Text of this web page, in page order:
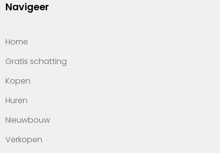
Navigeer
Home
Gratis schatting
Kopen
Huren
Nieuwbouw
Verkopen